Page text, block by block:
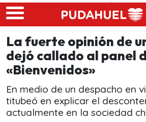
Skip to main content
La fuerte opinión de
dejó callado al panel
«Bienvenidos»
En medio de un despacho en
titubeó en explicar el
actualmente en la sociedad